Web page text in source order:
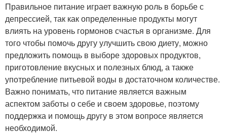
Правильное питание играет важную роль в борьбе с
депрессией, так как определенные продукты могут
влиять на уровень гормонов счастья в организме. Для
того чтобы помочь другу улучшить свою диету, можно
предложить помощь в выборе здоровых продуктов,
приготовление вкусных и полезных блюд, а также
употребление питьевой воды в достаточном количестве.
Важно понимать, что питание является важным
аспектом заботы о себе и своем здоровье, поэтому
поддержка и помощь другу в этом вопросе является
необходимой.